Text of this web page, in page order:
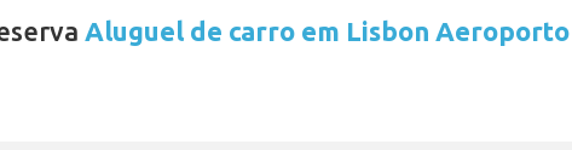
Aluguel de carro em Lisbon Aeroporto